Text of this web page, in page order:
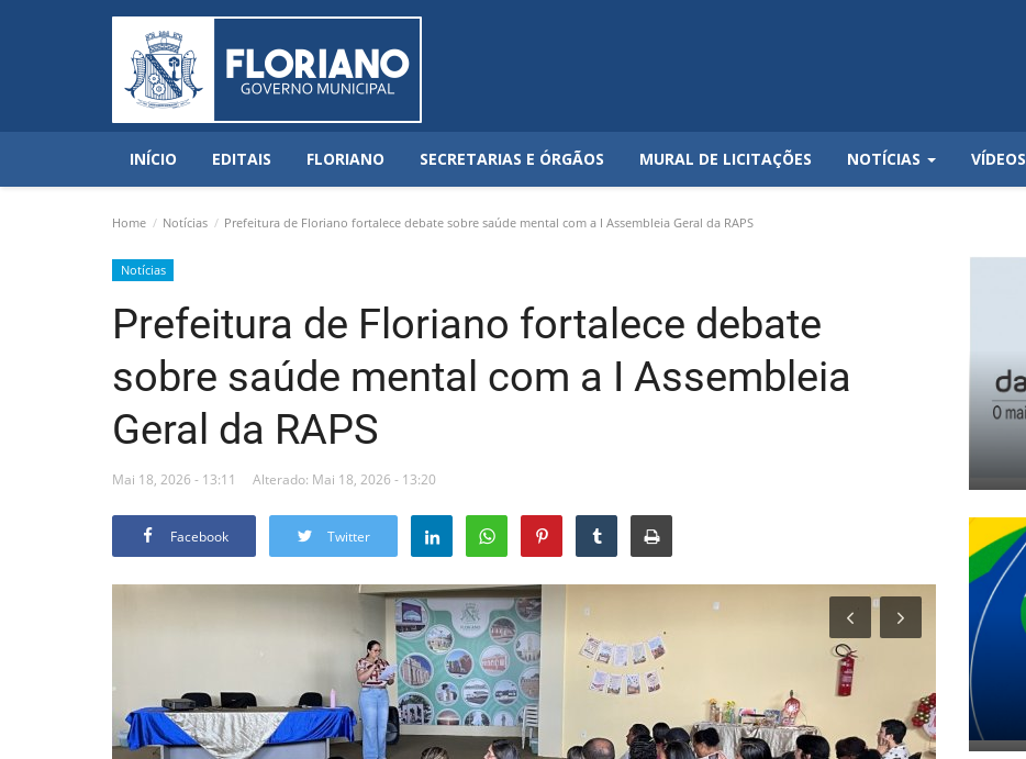
INÍCIO EDITAIS FLORIANO SECRETARIAS E ÓRGÃOS MURAL DE LICITAÇÕES NOTÍCIAS VÍDEOS
Home Notícias Prefeitura de Floriano fortalece debate sobre saúde mental com a I Assembleia Geral da RAPS
Notícias
Prefeitura de Floriano fortalece debate
sobre saúde mental com a I Assembleia
Geral da RAPS
Mai 18, 2026 - 13:11 Alterado: Mai 18, 2026 - 13:20
Facebook Twitter